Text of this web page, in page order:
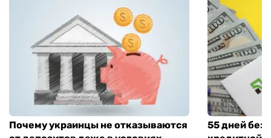
Почему украинцы не отказываются
55 дней без